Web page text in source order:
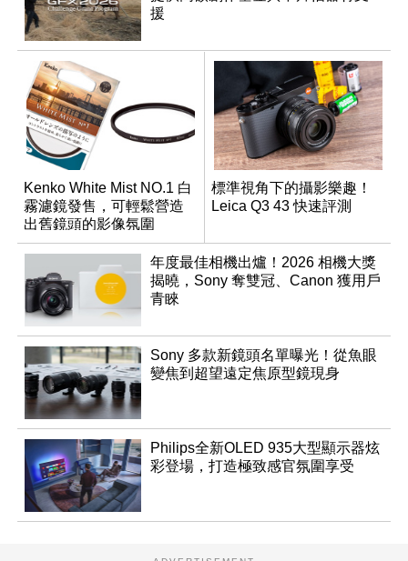
援
Kenko White Mist NO.1 白
霧濾鏡發售，可輕鬆營造
出舊鏡頭的影像氛圍
標準視角下的攝影樂趣！
Leica Q3 43 快速評測
年度最佳相機出爐！2026 相機大獎
揭曉，Sony 奪雙冠、Canon 獲用戶
青睞
Sony 多款新鏡頭名單曝光！從魚眼
變焦到超望遠定焦原型鏡現身
Philips全新OLED 935大型顯示器炫
彩登場，打造極致感官氛圍享受